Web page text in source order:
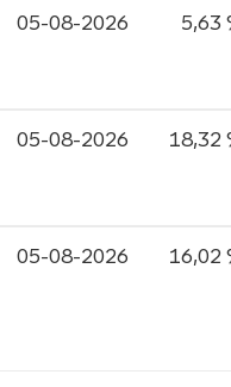
05-08-2026 5,63
05-08-2026 18,32
05-08-2026 16,02